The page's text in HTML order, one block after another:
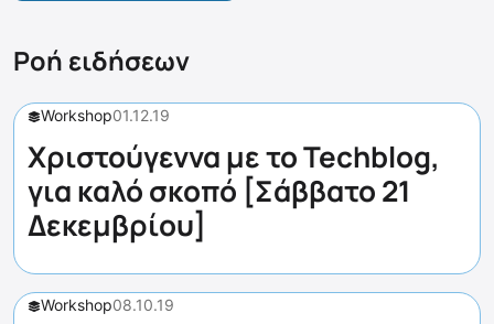
Ροή ειδήσεων
Workshop01.12.19
Χριστούγεννα με το Techblog,
για καλό σκοπό [Σάββατο 21
Δεκεμβρίου]
Workshop08.10.19